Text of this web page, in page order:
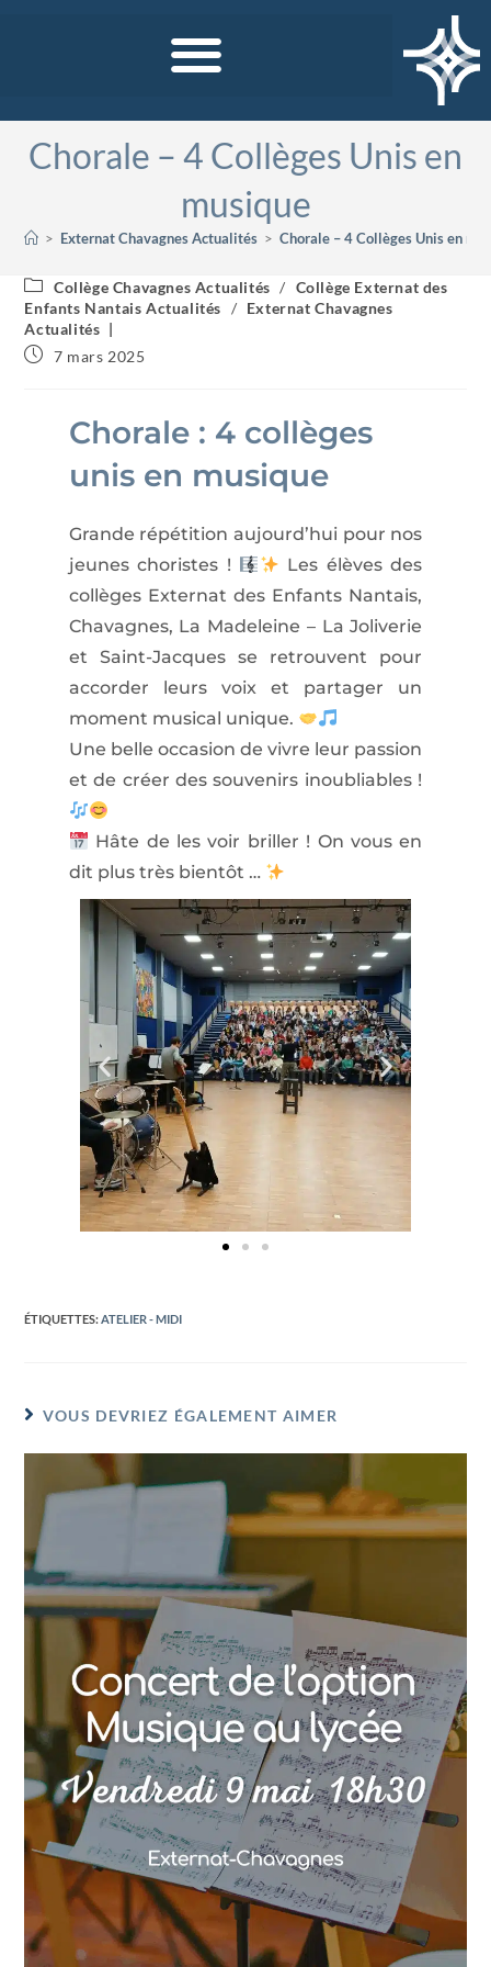
Chorale – 4 Collèges Unis en
musique
> Externat Chavagnes Actualités > Chorale – 4 Collèges Unis en
Collège Chavagnes Actualités / Collège Externat des
Enfants Nantais Actualités / Externat Chavagnes
Actualités
7 mars 2025
Chorale : 4 collèges
unis en musique
Grande répétition aujourd’hui pour nos
jeunes choristes !
Les élèves des
collèges Externat des Enfants Nantais,
Chavagnes, La Madeleine – La Joliverie
et Saint-Jacques se retrouvent pour
accorder leurs voix et partager un
moment musical unique.
Une belle occasion de vivre leur passion
et de créer des souvenirs inoubliables !
Hâte de les voir briller ! On vous en
dit plus très bientôt …
ÉTIQUETTES:ATELIER - MIDI
VOUS DEVRIEZ ÉGALEMENT AIMER